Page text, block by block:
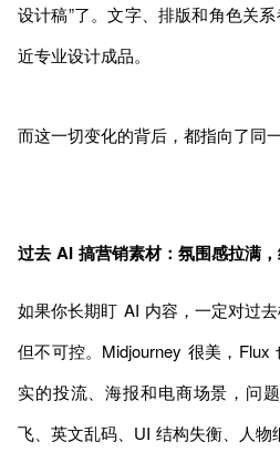
设计稿”了。文字、排版和角色关
近专业设计成品。
而这一切变化的背后，都指向了同
过去 AI 搞营销素材：氛围感拉满
如果你长期盯 AI 内容，一定对过
但不可控。Midjourney 很美，
实的投流、海报和电商场景，问
飞、英文乱码、UI 结构失衡、人